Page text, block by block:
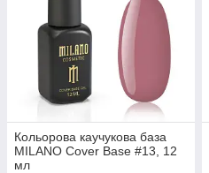
Кольорова каучукова база
MILANO Cover Base #13, 12
мл